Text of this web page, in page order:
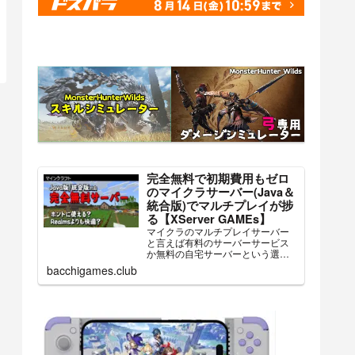
完全無料で初期費用もゼロ
のマイクラサーバー(Java＆
統合版)でマルチプレイが捗
る【XServer GAMEs】
マイクラのマルチプレイサーバー
と言えば有料のサーバーサービス
か無料の自宅サーバーという選択
bacchigames.club